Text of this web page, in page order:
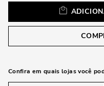
Confira em quais lojas você